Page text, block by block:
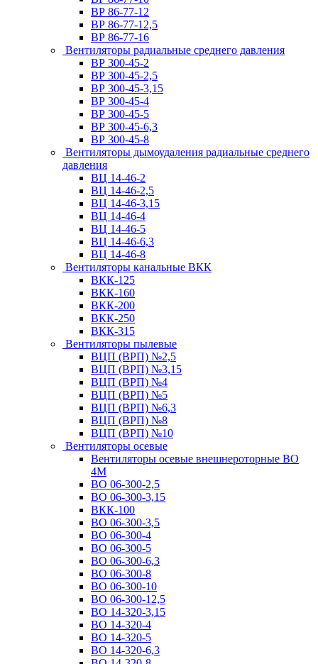
ВР 86-77-12
ВР 86-77-12,5
ВР 86-77-16
Вентиляторы радиальные среднего давления
ВР 300-45-2
ВР 300-45-2,5
ВР 300-45-3,15
ВР 300-45-4
ВР 300-45-5
ВР 300-45-6,3
ВР 300-45-8
Вентиляторы дымоудаления радиальные среднего
давления
ВЦ 14-46-2
ВЦ 14-46-2,5
ВЦ 14-46-3,15
ВЦ 14-46-4
ВЦ 14-46-5
ВЦ 14-46-6,3
ВЦ 14-46-8
Вентиляторы канальные ВКК
ВКК-125
ВКК-160
ВКК-200
ВКК-250
ВКК-315
Вентиляторы пылевые
ВЦП (ВРП) №2,5
ВЦП (ВРП) №3,15
ВЦП (ВРП) №4
ВЦП (ВРП) №5
ВЦП (ВРП) №6,3
ВЦП (ВРП) №8
ВЦП (ВРП) №10
Вентиляторы осевые
Вентиляторы осевые внешнероторные ВО
4М
ВО 06-300-2,5
ВО 06-300-3,15
ВКК-100
ВО 06-300-3,5
ВО 06-300-4
ВО 06-300-5
ВО 06-300-6,3
ВО 06-300-8
ВО 06-300-10
ВО 06-300-12,5
ВО 14-320-3,15
ВО 14-320-4
ВО 14-320-5
ВО 14-320-6,3